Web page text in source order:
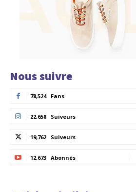
Nous suivre
78,524 Fans
22,658 Suiveurs
19,762 Suiveurs
12,673 Abonnés